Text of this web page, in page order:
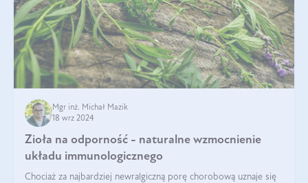
Mgr inż. Michał Mazik
18 wrz 2024
Zioła na odporność - naturalne wzmocnienie
układu immunologicznego
Chociaż za najbardziej newralgiczną porę chorobową uznaje się